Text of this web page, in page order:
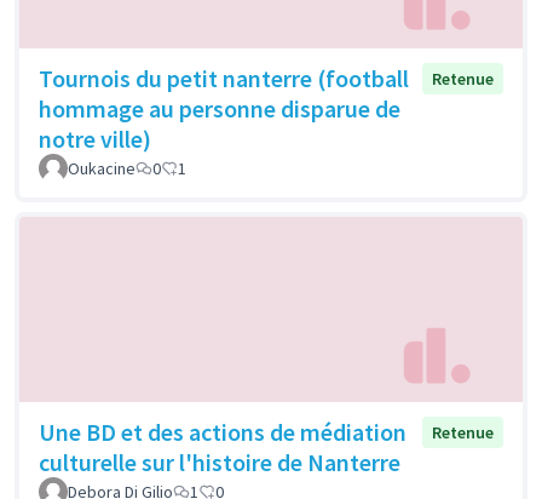
Tournois du petit nanterre (football
hommage au personne disparue de
notre ville)
Retenue
Oukacine 0 1
Une BD et des actions de médiation
culturelle sur l'histoire de Nanterre
Retenue
Debora Di Gilio 1 0